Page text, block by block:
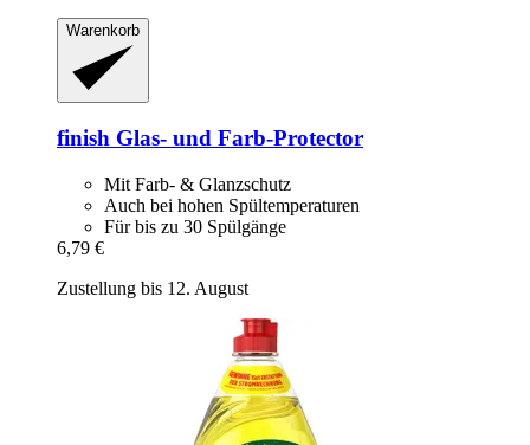
Warenkorb
finish Glas-​ und Farb-​Protector
Mit Farb- & Glanzschutz
Auch bei hohen Spültemperaturen
Für bis zu 30 Spülgänge
6,79 €
Zustellung bis 12. August